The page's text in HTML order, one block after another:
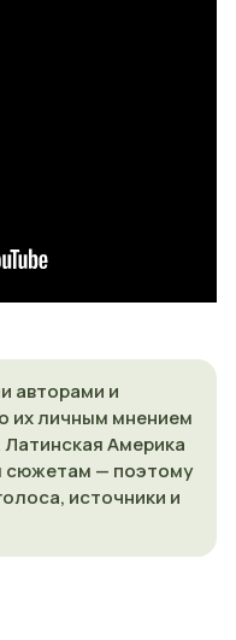
авторами и
их личным мнением
Америка
сюжетам — поэтому
источники и